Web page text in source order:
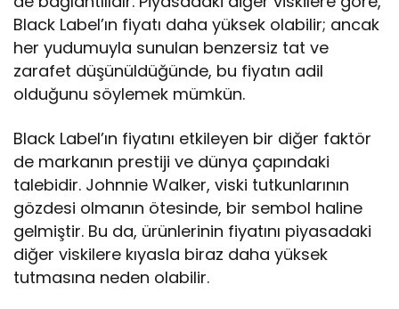
Black Label’ın fiyatı daha yüksek olabilir; ancak
her yudumuyla sunulan benzersiz tat ve
zarafet düşünüldüğünde, bu fiyatın adil
olduğunu söylemek mümkün.
Black Label’ın fiyatını etkileyen bir diğer faktör
de markanın prestiji ve dünya çapındaki
talebidir. Johnnie Walker, viski tutkunlarının
gözdesi olmanın ötesinde, bir sembol haline
gelmiştir. Bu da, ürünlerinin fiyatını piyasadaki
diğer viskilere kıyasla biraz daha yüksek
tutmasına neden olabilir.